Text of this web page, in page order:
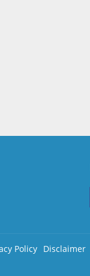
Policy Disclaimer